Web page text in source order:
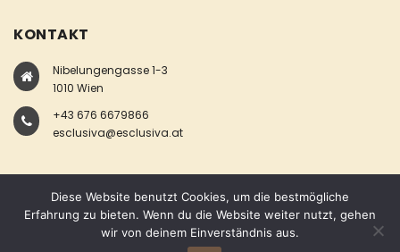
KONTAKT
Nibelungengasse 1-3
1010 Wien
+43 676 6679866
esclusiva@esclusiva.at
COPYRIGHT © ESCLUSIVA
Diese Website benutzt Cookies, um die bestmögliche
Erfahrung zu bieten. Wenn du die Website weiter nutzt, gehen
wir von deinem Einverständnis aus.